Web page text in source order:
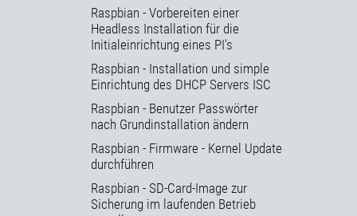
Raspbian - Vorbereiten einer
Headless Installation für die
Initialeinrichtung eines PI's
Raspbian - Installation und simple
Einrichtung des DHCP Servers ISC
Raspbian - Benutzer Passwörter
nach Grundinstallation ändern
Raspbian - Firmware - Kernel Update
durchführen
Raspbian - SD-Card-Image zur
Sicherung im laufenden Betrieb